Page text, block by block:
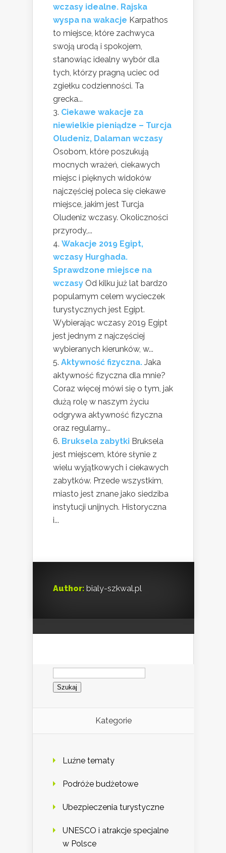
wczasy idealne. Rajska
wyspa na wakacje Karpathos
to miejsce, które zachwyca
swoją urodą i spokojem,
stanowiąc idealny wybór dla
tych, którzy pragną uciec od
zgiełku codzienności. Ta
grecka...
Ciekawe wakacje za
niewielkie pieniądze – Turcja
Oludeniz, Dalaman wczasy
Osobom, które poszukują
mocnych wrażeń, ciekawych
miejsc i pięknych widoków
najczęściej poleca się ciekawe
miejsce, jakim jest Turcja
Oludeniz wczasy. Okoliczności
przyrody,...
Wakacje 2019 Egipt,
wczasy Hurghada.
Sprawdzone miejsce na
wczasy Od kilku już lat bardzo
popularnym celem wycieczek
turystycznych jest Egipt.
Wybierając wczasy 2019 Egipt
jest jednym z najczęściej
wybieranych kierunków, w...
Aktywność fizyczna. Jaka
aktywność fizyczna dla mnie?
Coraz więcej mówi się o tym, jak
dużą rolę w naszym życiu
odgrywa aktywność fizyczna
oraz regularny...
Bruksela zabytki Bruksela
jest miejscem, które słynie z
wielu wyjątkowych i ciekawych
zabytków. Przede wszystkim,
miasto jest znane jako siedziba
instytucji unijnych. Historyczna
i...
Author: bialy-szkwal.pl
Szukaj:
Kategorie
Luźne tematy
Podróże budżetowe
Ubezpieczenia turystyczne
UNESCO i atrakcje specjalne
w Polsce